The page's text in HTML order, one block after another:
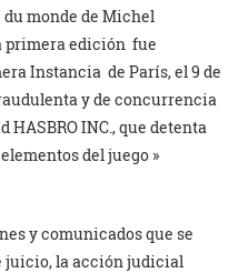
du monde de Michel
primera edición fue
Instancia de París, el 9 de
y de concurrencia
INC., que detenta
del juego »
y comunicados que se
juicio, la acción judicial